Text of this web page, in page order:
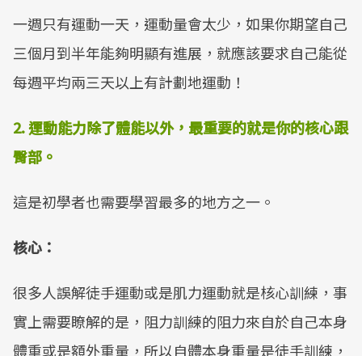
一週只有運動一天，運動量會太少，如果你期望自己
三個月到半年能夠明顯有進展，就應該要求自己能從
每週平均兩三天以上有計劃地運動！
2.運動能力除了體能以外，最重要的就是你的核心跟
臀部。
這是初學者也需要學習最多的地方之一。
核心：
很多人誤解徒手運動或是肌力運動就是核心訓練，事
實上需要瞭解的是，阻力訓練的阻力來自於自己本身
體重或是額外重量，所以自體本身重量是徒手訓練，